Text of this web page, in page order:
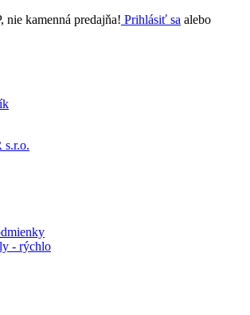
nie kamenná predajňa! Prihlásiť sa alebo
- rýchlo